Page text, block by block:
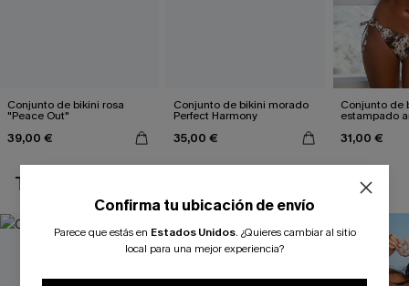
Conjunto de bikini rosa
"Peace Out"
39,00 €
Conjunto de bikini morado
Perfect Harmony
35,00 €
Conjunto de
estampado
31,00 €
TAMBIÉN TE PUEDE GUSTAR
Confirma tu ubicación de envío
Parece que estás en Estados Unidos. ¿Quieres cambiar al sitio
local para una mejor experiencia?